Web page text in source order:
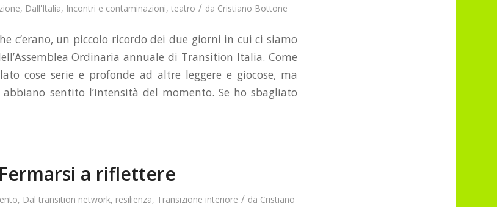
, Dall'Italia, Incontri e contaminazioni, teatro / da Cristiano Bottone
c’erano, un piccolo ricordo dei due giorni in cui ci siamo
Ordinaria annuale di Transition Italia. Come
cose serie e profonde ad altre leggere e giocose, ma
sentito l’intensità del momento. Se ho sbagliato
Fermarsi a riflettere
, Dal transition network, resilienza, Transizione interiore / da Cristiano